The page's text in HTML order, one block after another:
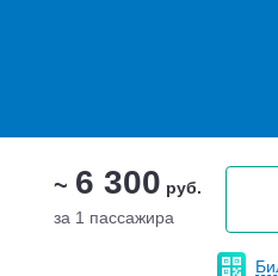
~ 6 300 руб.
за 1 пассажира